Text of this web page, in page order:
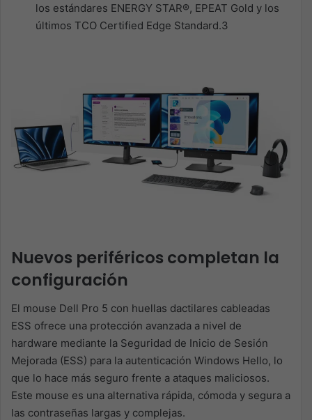
los estándares ENERGY STAR®, EPEAT Gold y los
últimos TCO Certified Edge Standard.3
Nuevos periféricos completan la
configuración
El mouse Dell Pro 5 con huellas dactilares cableadas
ESS ofrece una protección avanzada a nivel de
hardware mediante la Seguridad de Inicio de Sesión
Mejorada (ESS) para la autenticación Windows Hello, lo
que lo hace más seguro frente a ataques maliciosos.
Este mouse es una alternativa rápida, cómoda y segura a
las contraseñas largas y complejas.